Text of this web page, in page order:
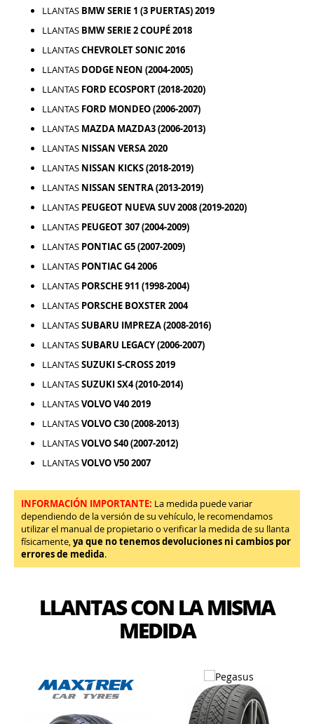
LLANTAS BMW SERIE 1 (3 PUERTAS) 2019
LLANTAS BMW SERIE 2 COUPÉ 2018
LLANTASCHEVROLET SONIC 2016
LLANTAS DODGE NEON (2004-2005)
LLANTAS FORD ECOSPORT (2018-2020)
LLANTAS FORD MONDEO (2006-2007)
LLANTAS MAZDA MAZDA3 (2006-2013)
LLANTAS NISSAN VERSA 2020
LLANTAS NISSAN KICKS (2018-2019)
LLANTAS NISSAN SENTRA (2013-2019)
LLANTAS PEUGEOT NUEVA SUV 2008 (2019-2020)
LLANTAS PEUGEOT 307 (2004-2009)
LLANTAS PONTIAC G5 (2007-2009)
LLANTAS PONTIAC G4 2006
LLANTAS PORSCHE 911 (1998-2004)
LLANTAS PORSCHE BOXSTER 2004
LLANTASSUBARU IMPREZA (2008-2016)
LLANTASSUBARU LEGACY (2006-2007)
LLANTASSUZUKI S-CROSS 2019
LLANTASSUZUKI SX4 (2010-2014)
LLANTASVOLVO V40 2019
LLANTASVOLVO C30 (2008-2013)
LLANTASVOLVO S40 (2007-2012)
LLANTASVOLVO V50 2007
INFORMACIÓN IMPORTANTE: La medida puede variar
dependiendo de la versión de su vehículo, le recomendamos
utilizar el manual de propietario o verificar la medida de su llanta
físicamente,ya que no tenemos devoluciones ni cambios por
errores de medida.
LLANTAS CON LA MISMA
MEDIDA